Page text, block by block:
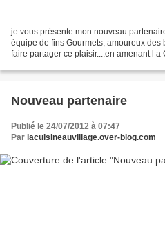
je vous présente mon nouveau
équipe de fins Gourmets, amoureux
faire partager ce plaisir....en amenant l a
Nouveau partenaire
Publié le 24/07/2012 à 07:47
Par lacuisineauvillage.over-blog.com